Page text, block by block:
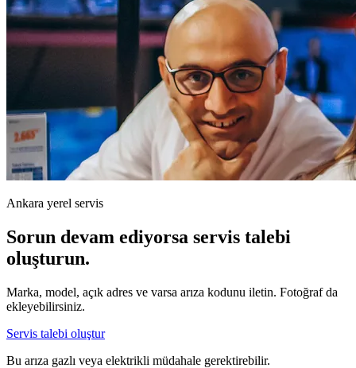
Ankara yerel servis
Sorun devam ediyorsa servis talebi
oluşturun.
Marka, model, açık adres ve varsa arıza kodunu iletin. Fotoğraf da
ekleyebilirsiniz.
Servis talebi oluştur
Bu arıza gazlı veya elektrikli müdahale gerektirebilir.